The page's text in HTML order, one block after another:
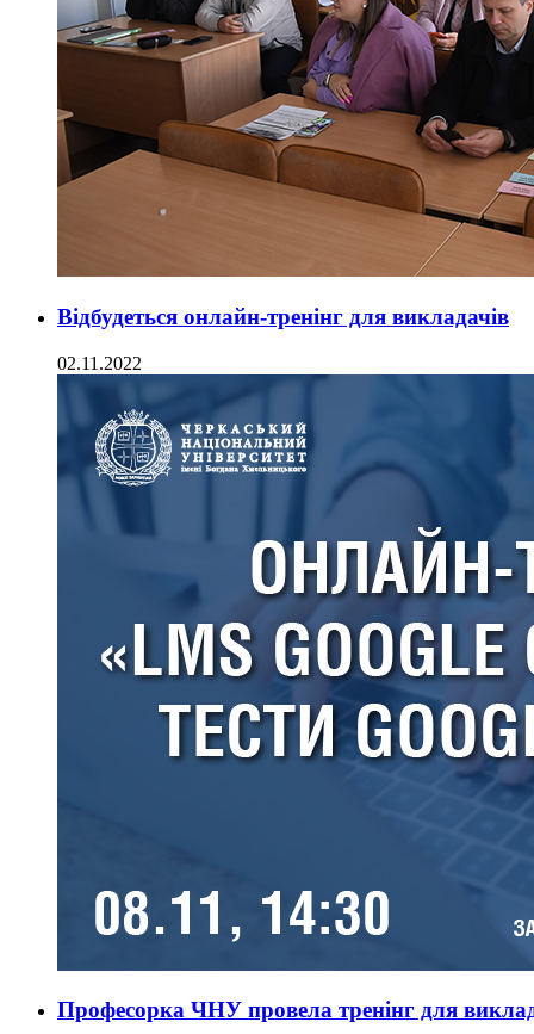
Відбудеться онлайн-тренінг для викладачів
02.11.2022
Професорка ЧНУ провела тренінг для